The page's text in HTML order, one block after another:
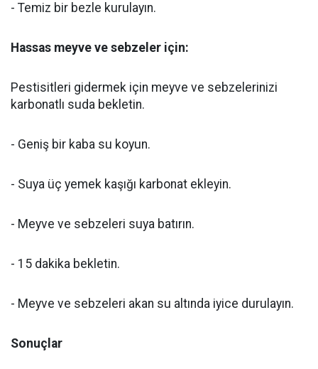
- Temiz bir bezle kurulayın.
Hassas meyve ve sebzeler için:
Pestisitleri gidermek için meyve ve sebzelerinizi
karbonatlı suda bekletin.
- Geniş bir kaba su koyun.
- Suya üç yemek kaşığı karbonat ekleyin.
- Meyve ve sebzeleri suya batırın.
- 15 dakika bekletin.
- Meyve ve sebzeleri akan su altında iyice durulayın.
Sonuçlar